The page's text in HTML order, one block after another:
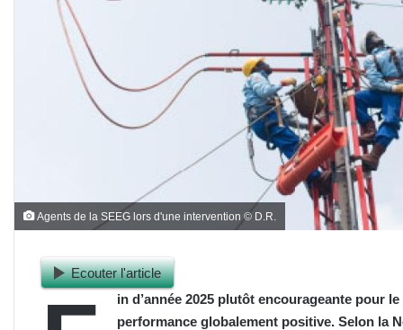
Agents de la SEEG lors d'une intervention © D.R.
Ecouter l'article
in d’année 2025 plutôt encourageante pour
performance globalement positive. Selon la